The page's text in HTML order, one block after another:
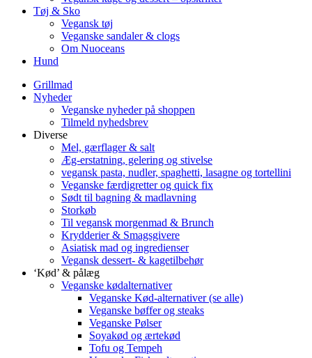
Tøj & Sko
Vegansk tøj
Veganske sandaler & clogs
Om Nuoceans
Hund
Grillmad
Nyheder
Veganske nyheder på shoppen
Tilmeld nyhedsbrev
Diverse
Mel, gærflager & salt
Æg-erstatning, gelering og stivelse
vegansk pasta, nudler, spaghetti, lasagne og tortellini
Veganske færdigretter og quick fix
Sødt til bagning & madlavning
Storkøb
Til vegansk morgenmad & Brunch
Krydderier & Smagsgivere
Asiatisk mad og ingredienser
Vegansk dessert- & kagetilbehør
‘Kød’ & pålæg
Veganske kødalternativer
Veganske Kød-alternativer (se alle)
Veganske bøffer og steaks
Veganske Pølser
Soyakød og ærtekød
Tofu og Tempeh